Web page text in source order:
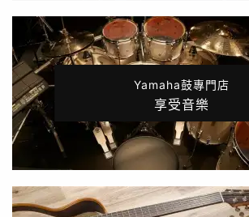
Yamaha鼓專門店
享受音樂